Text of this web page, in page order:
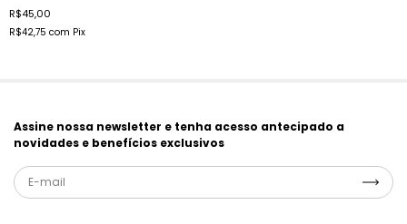
R$45,00
R$42,75 com Pix
Assine nossa newsletter e tenha acesso antecipado a
novidades e benefícios exclusivos